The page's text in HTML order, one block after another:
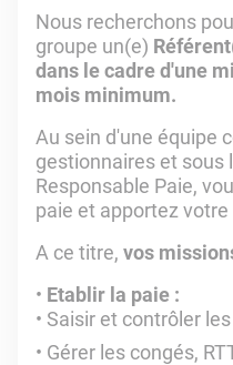
Nous recherchons
groupe un(e)
dans le cadre d'une
mois minimum.
Au sein d'une équipe
gestionnaires et sous
Responsable Paie,
paie et apportez
A ce titre, vos
Etablir la paie :
Saisir et contrôler les
Gérer les congés,